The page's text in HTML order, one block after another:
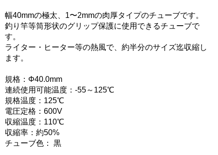
幅40mmの極太、1〜2mmの肉厚タイプのチューブです。
釣り竿等筒形状のグリップ保護に使用できるチューブで
す。
ライター・ヒーター等の熱風で、約半分のサイズ迄収縮し
ます。
規格：Φ40.0mm
連続使用可能温度：-55～125℃
規格温度：125℃
電圧定格：600V
収縮温度：110℃
収縮率：約50%
チューブ色： 黒